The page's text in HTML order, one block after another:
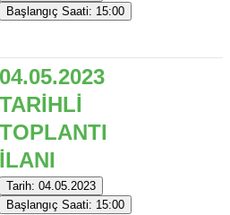
Başlangıç Saati: 15:00
04.05.2023
TARİHLİ
TOPLANTI
İLANI
Tarih: 04.05.2023
Başlangıç Saati: 15:00